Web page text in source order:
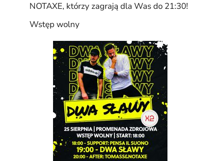
NOTAXE, którzy zagrają dla Was do 21:30!
Wstęp wolny